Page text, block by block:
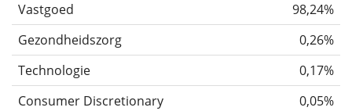
Vastgoed
98,24%
Gezondheidszorg
0,26%
Technologie
0,17%
Consumer Discretionary
0,05%